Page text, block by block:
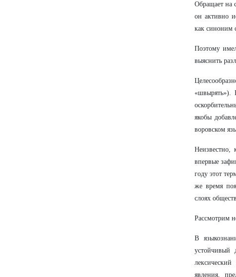
Обращает на
он активно
как синоним
Поэтому
выяснить
«швырять»).
якобы
воровском
Неизвестно,
впервые
году этот
же время
слоях
Рассмотрим
В
устойчивый
явления,